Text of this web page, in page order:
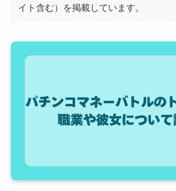
イト含む）を掲載しています。